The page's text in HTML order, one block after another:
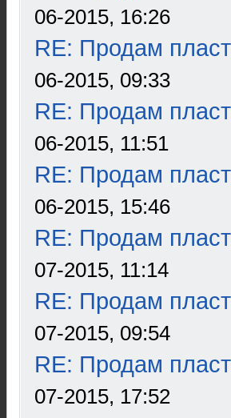
06-2015, 16:26
RE: Продам
06-2015, 09:33
RE: Продам
06-2015, 11:51
RE: Продам
06-2015, 15:46
RE: Продам
07-2015, 11:14
RE: Продам
07-2015, 09:54
RE: Продам
07-2015, 17:52